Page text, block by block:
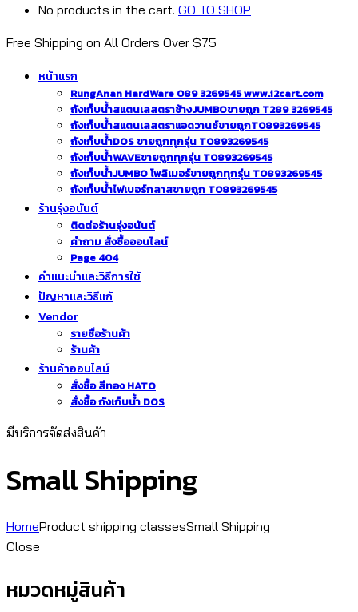
No products in the cart. GO TO SHOP
Free Shipping on All Orders Over $75
หน้าแรก
RungAnan HardWare 089 3269545 www.i2cart.com
ถังเก็บน้ำสแตนเลสตราช้างJUMBOขายถูก T289 3269545
ถังเก็บน้ำสแตนเลสตราแอดวานซ์ขายถูกT0893269545
ถังเก็บน้ำDOS ขายถูกทุกรุ่น T0893269545
ถังเก็บน้ำWAVEขายถูกทุกรุ่น T0893269545
ถังเก็บน้ำJUMBO โพลิเมอร์ขายถูกทุกรุ่น T0893269545
ถังเก็บน้ำไฟเบอร์กลาสขายถูก T0893269545
ร้านรุ่งอนันต์
ติดต่อร้านรุ่งอนันต์
คำถาม สั่งซื้อออนไลน์
Page 404
คำแนะนำและวิธีการใช้
ปัญหาและวิธีแก้
Vendor
รายชื่อร้านค้า
ร้านค้า
ร้านค้าออนไลน์
สั่งซื้อ สีทอง HATO
สั่งซื้อ ถังเก็บน้ำ DOS
มีบริการจัดส่งสินค้า
Small Shipping
HomeProduct shipping classesSmall Shipping
Close
หมวดหมู่สินค้า